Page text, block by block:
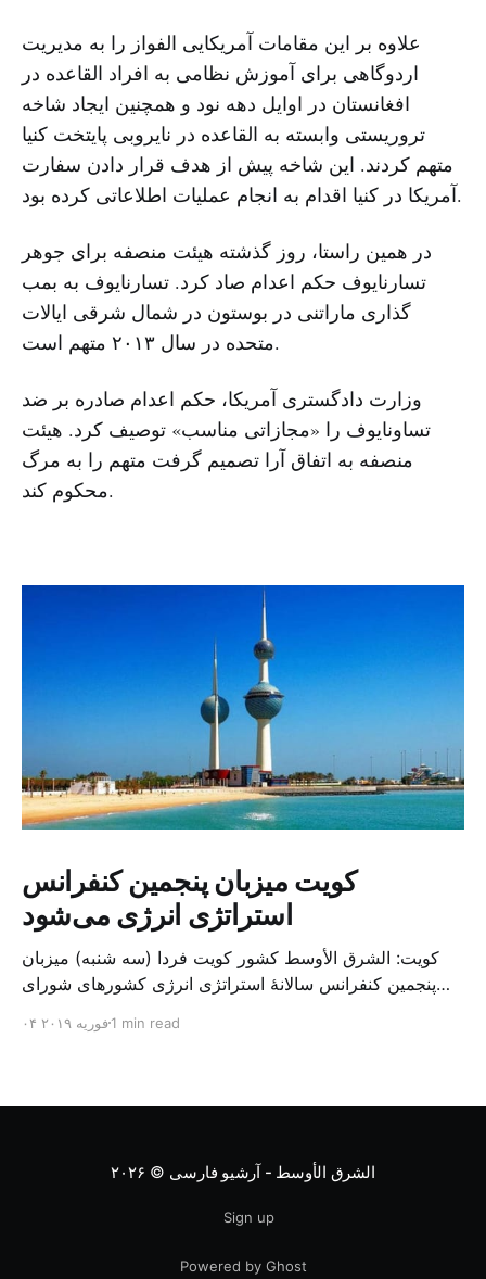
علاوه بر این مقامات آمریکایی الفواز را به مدیریت
اردوگاهی برای آموزش نظامی به افراد القاعده در
افغانستان در اوایل دهه نود و همچنین ایجاد شاخه
تروریستی وابسته به القاعده در نایروبی پایتخت کنیا
متهم کردند. این شاخه پیش از هدف قرار دادن سفارت
آمریکا در کنیا اقدام به انجام عملیات اطلاعاتی کرده بود.
در همین راستا، روز گذشته هیئت منصفه برای جوهر
تسارنایوف حکم اعدام صاد کرد. تسارنایوف به بمب
گذاری ماراتنی در بوستون در شمال شرقی ایالات
متحده در سال ۲۰۱۳ متهم است.
وزارت دادگستری آمریکا، حکم اعدام صادره بر ضد
تساونایوف را «مجازاتی مناسب» توصیف کرد. هیئت
منصفه به اتفاق آرا تصمیم گرفت متهم را به مرگ
محکوم کند.
کویت میزبان پنجمین کنفرانس
استراتژی انرژی می‌شود
کویت: الشرق الأوسط کشور کویت فردا (سه شنبه) میزبان
پنجمین کنفرانس سالانهٔ استراتژی انرژی کشورهای شورای
متخصص از شرکت‌های جهانی نفت و گاز در این کنفرانس
۰۴ فوریه ۲۰۱۹1 min read
الشرق الأوسط - آرشیو فارسی © ۲۰۲۶
Sign up
Powered by Ghost